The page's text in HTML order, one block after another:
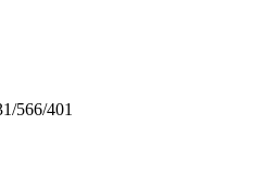
566/401